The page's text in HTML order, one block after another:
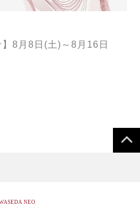
】8月8日(土)～8月16日